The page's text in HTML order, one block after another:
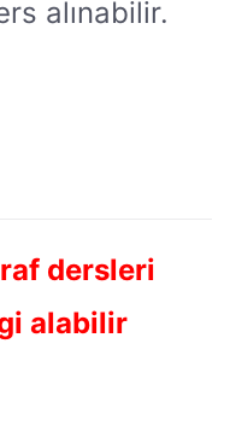
alınabilir.
dersleri
alabilir